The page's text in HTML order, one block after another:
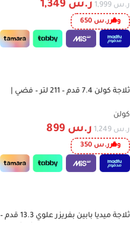
ر.س ر.س
وفرر.س 650
-28%
ثلاجة كولن 7.4 قدم – 211 لتر – فضي |
كولن
ر.س
ر.س
وفرر.س 350
-38%
ثلاجة ميديا بابين بفريزر علوي 13.3 قدم –